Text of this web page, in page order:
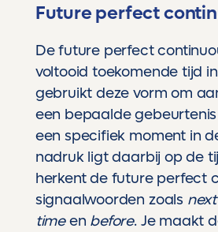
Future perfect
De future perfect
voltooid toekomende tijd
gebruikt deze vorm om
een bepaalde
een specifiek moment in
nadruk ligt daarbij op de
herkent de future perfect
signaalwoorden zoals
timeen before. Je maakt